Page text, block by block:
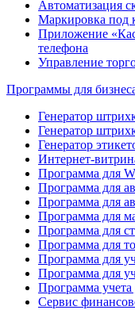
Автоматизация
Маркировка под
Приложение
телефона
Управление
Программы для
Генератор
Генератор
Генератор
Интернет-
Программа для
Программа для
Программа для
Программа для
Программа для
Программа для
Программа для
Программа для
Программа учета
Сервис